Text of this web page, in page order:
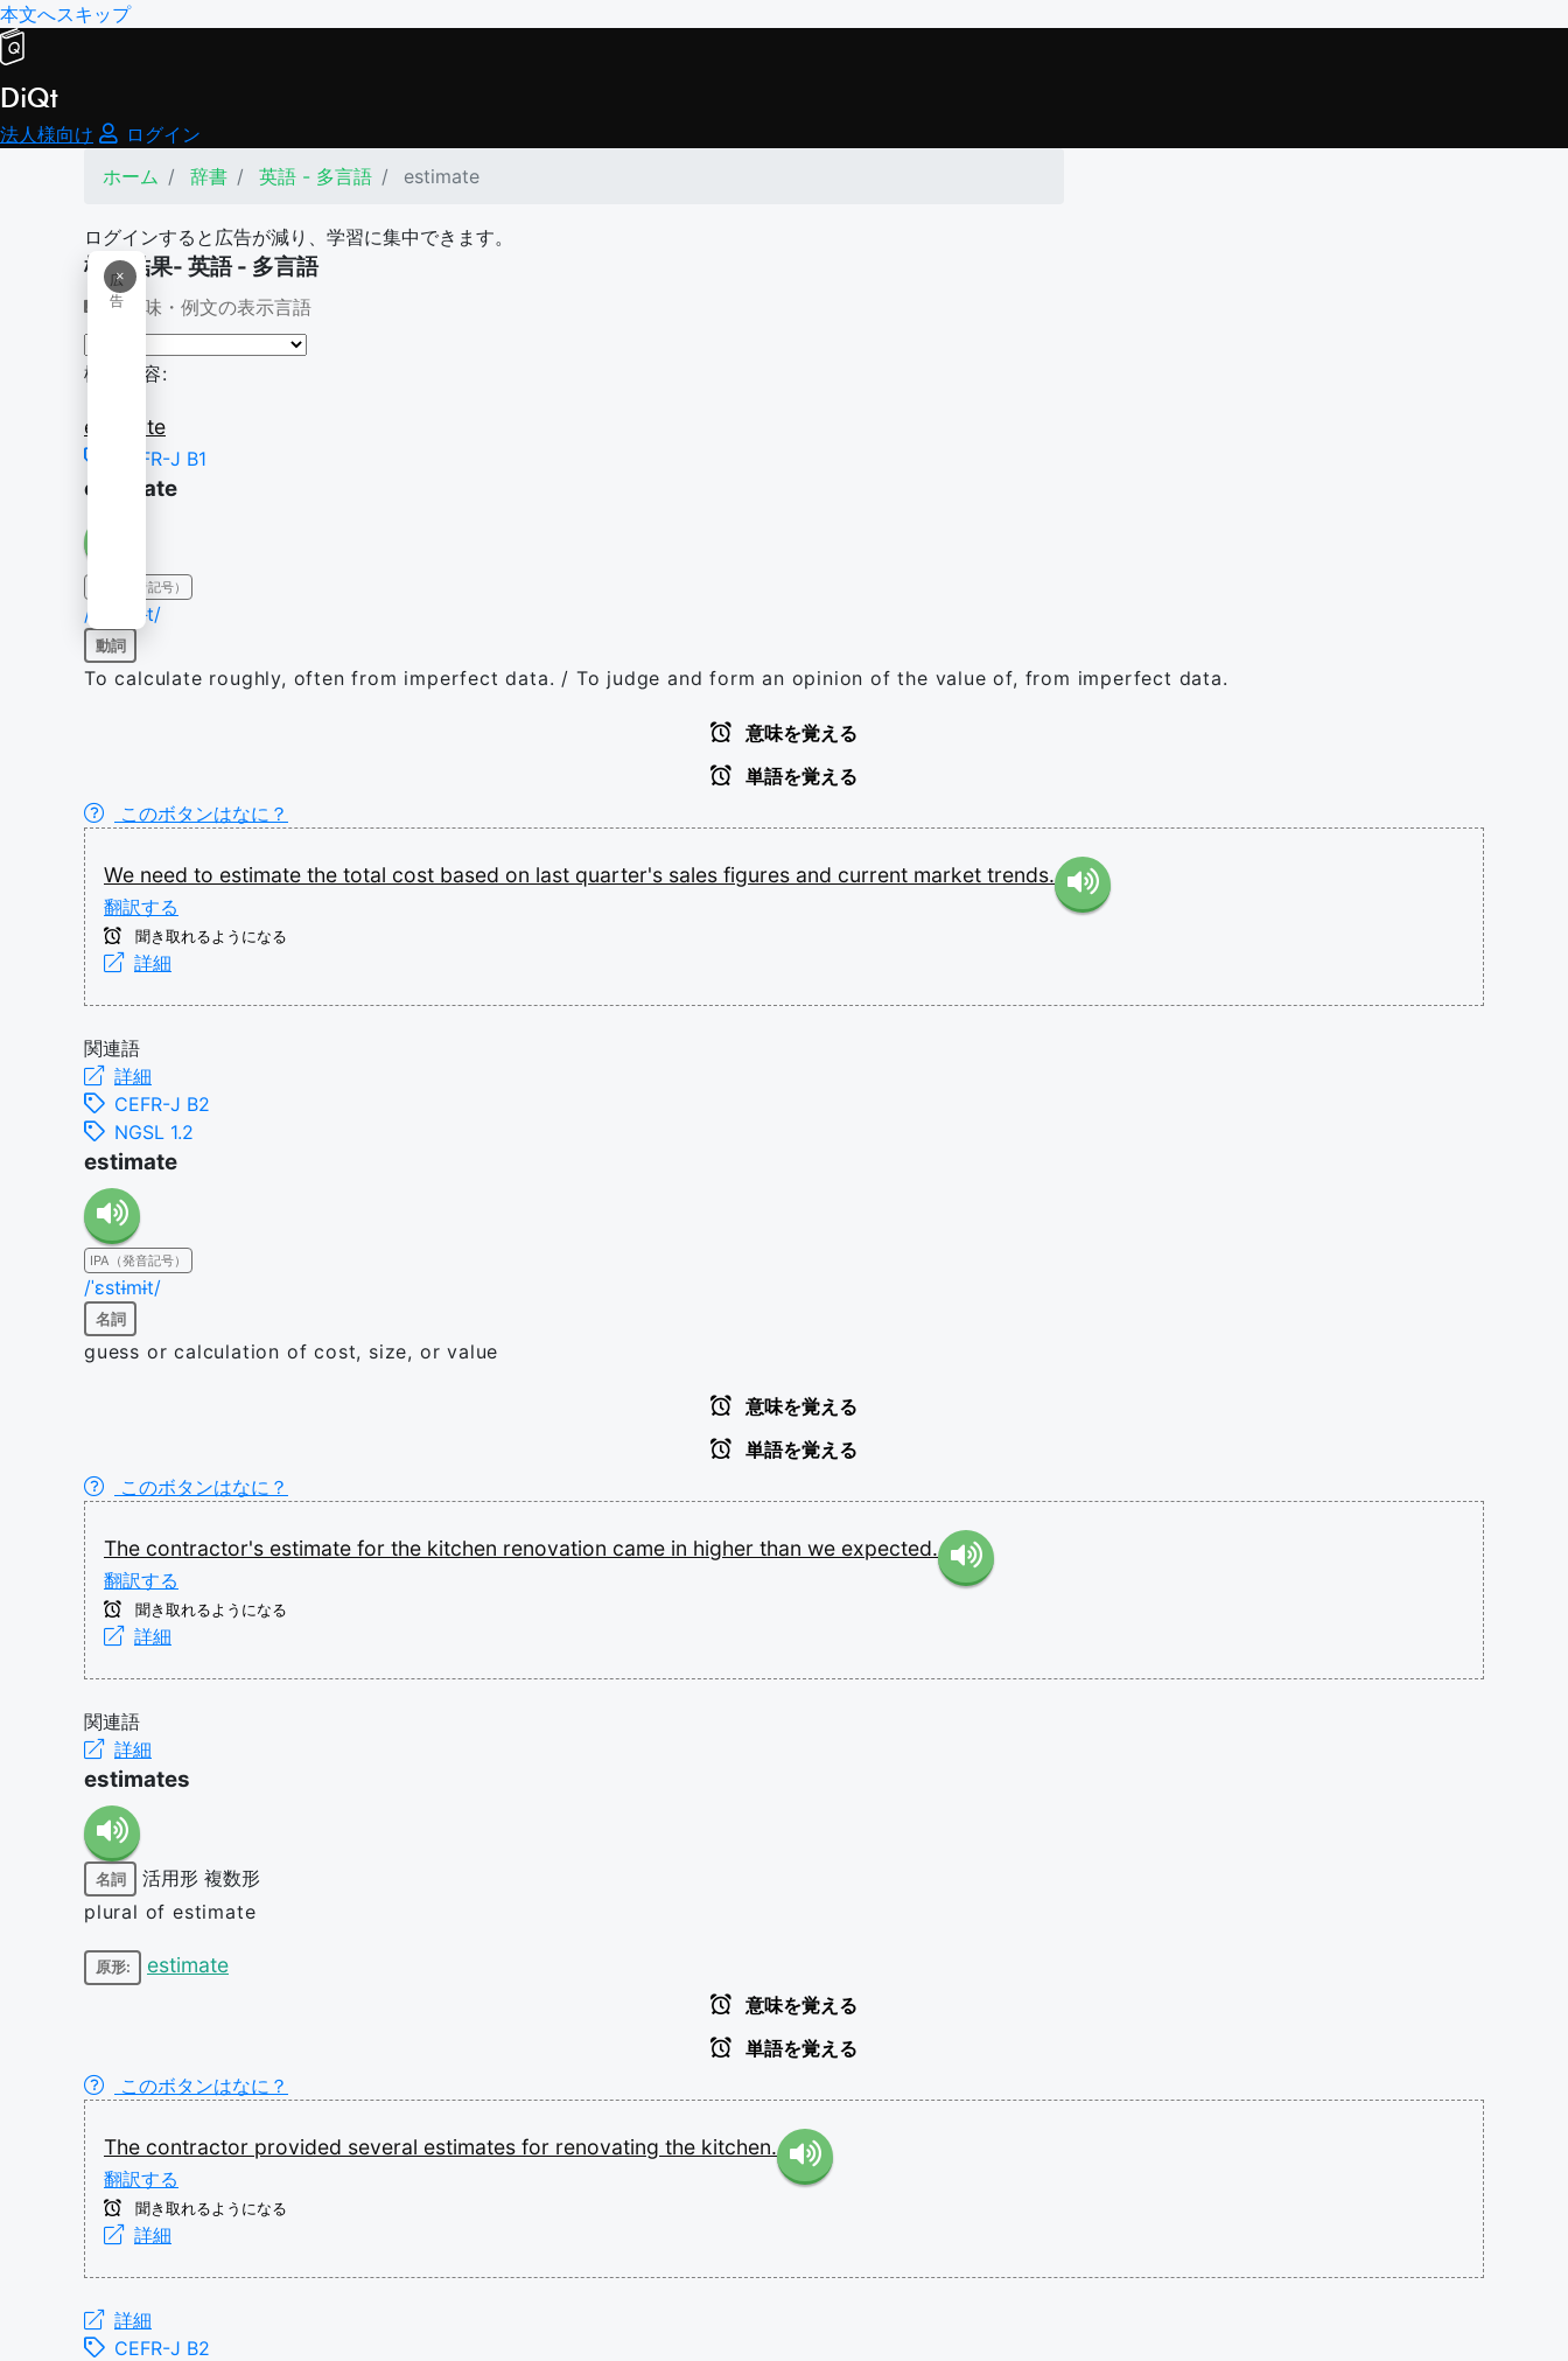
本文へスキップ
DiQt
法人様向け
ログイン
ホーム
辞書 英語 - 多言語 estimate
ログインすると広告が減り、学習に集中できます。
×
広
告
検索結果- 英語 - 多言語
意味・例文の表示言語
検索内容:
estimate
CEFR-J B1
estimate
IPA（発音記号）
/ˈɛstɨmɨt/
動詞
To calculate roughly, often from imperfect data. / To judge and form an opinion of the value of, from imperfect data.
意味を覚える
単語を覚える
このボタンはなに？
We need to estimate the total cost based on last quarter's sales figures and current market trends.
翻訳する
聞き取れるようになる
詳細
関連語
詳細
CEFR-J B2
NGSL 1.2
estimate
IPA（発音記号）
/ˈɛstɨmɨt/
名詞
guess or calculation of cost, size, or value
意味を覚える
単語を覚える
このボタンはなに？
The contractor's estimate for the kitchen renovation came in higher than we expected.
翻訳する
聞き取れるようになる
詳細
関連語
詳細
estimates
名詞 活用形 複数形
plural of estimate
原形: estimate
意味を覚える
単語を覚える
このボタンはなに？
The contractor provided several estimates for renovating the kitchen.
翻訳する
聞き取れるようになる
詳細
詳細
CEFR-J B2